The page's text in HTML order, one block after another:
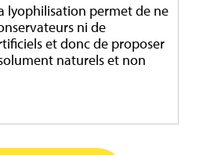
lyophilisation permet de ne
ni de
et donc de proposer
naturels et non